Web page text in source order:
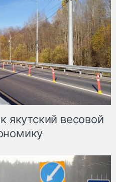
якутский весовой